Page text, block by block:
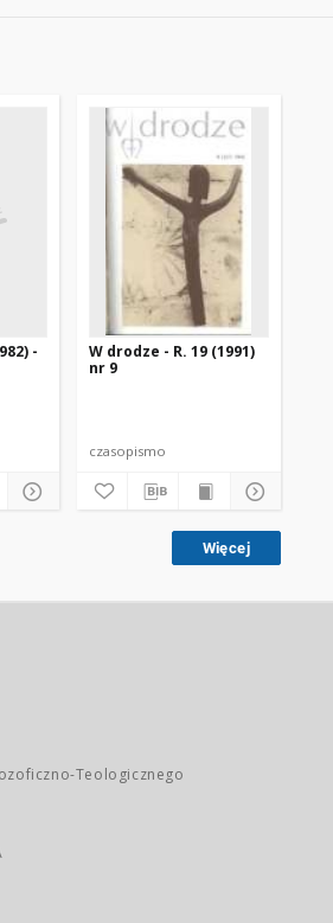
-
W drodze - R. 19 (1991)
nr 9
czasopismo
Więcej
Teologicznego